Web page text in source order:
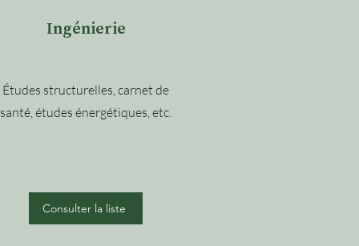
Ingénierie
Études structurelles, carnet de
santé, études énergétiques, etc.
Consulter la liste